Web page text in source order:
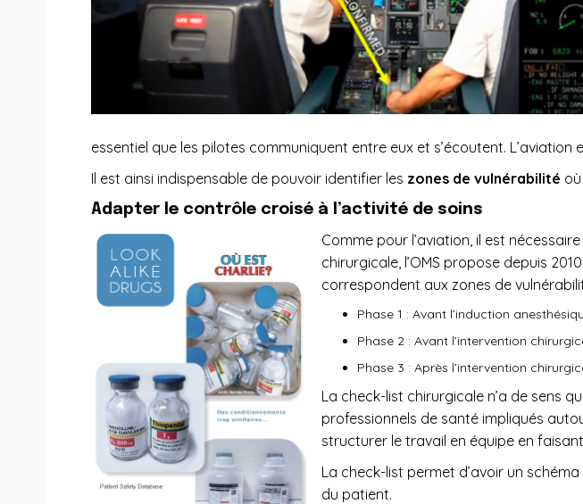
essentiel que les pilotes communiquent entre eux et s’écoutent.
Il est ainsi indispensable de pouvoir identifier les zones de vulnérabilité
Adapter le contrôle croisé à l’activité de soins
Comme pour l’aviation, il est
chirurgicale, l’OMS propose depuis
correspondent aux zones de
Phase 1 : Avant l’induction
Phase 2 : Avant l’intervention
Phase 3 : Après l’intervention
La check-list chirurgicale n’a de sens
professionnels de santé impliqués
structurer le travail en équipe en
La check-list permet d’avoir un
du patient.